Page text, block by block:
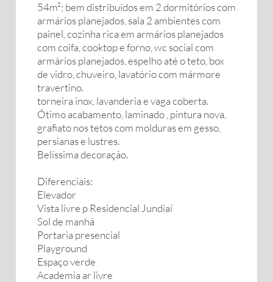
54m²; bem distribuídos em 2 dormitórios com
armários planejados, sala 2 ambientes com
painel, cozinha rica em armários planejados
com coifa, cooktop e forno, wc social com
armários planejados, espelho até o teto, box
de vidro, chuveiro, lavatório com mármore
travertino.
torneira inox, lavanderia e vaga coberta.
Ótimo acabamento, laminado , pintura nova,
grafiato nos tetos com molduras em gesso,
persianas e lustres.
Belíssima decoração.
Diferenciais:
Elevador
Vista livre p Residencial Jundiaí
Sol de manhã
Portaria presencial
Playground
Espaço verde
Academia ar livre